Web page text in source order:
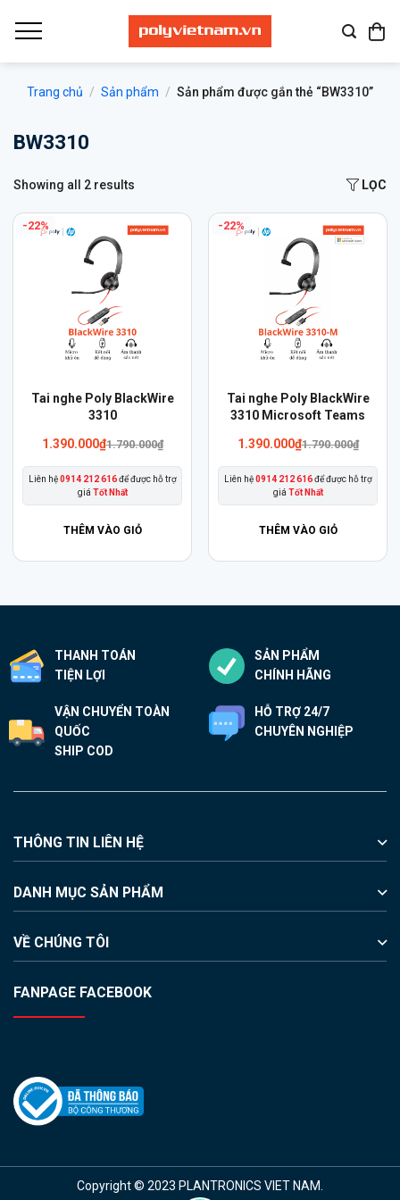
qua
Trang chủ / Sản phẩm / Sản phẩm được gắn thẻ “BW3310”
BW3310
Showing all 2 results LỌC
-22%
Tai nghe Poly BlackWire
3310
1.390.000₫1.790.000₫
Liên hệ0914 212 616để được hỗ trợ
giá Tốt Nhất
THÊM VÀO GIỎ
Sản
nhiều
biến
được
chọn
trang
sản
-22%
Tai nghe Poly BlackWire
3310 Microsoft Teams
1.390.000₫1.790.000₫
Liên hệ0914 212 616để được hỗ trợ
giá Tốt Nhất
THÊM VÀO GIỎ
Sản
phẩm
nhiều
biến
được
chọn
trên
trang
THANH TOÁN
TIỆN LỢI
SẢN PHẨM
CHÍNH HÃNG
VẬN CHUYỂN TOÀN
QUỐC
SHIP COD
HỖ TRỢ 24/7
CHUYÊN NGHIỆP
THÔNG TIN LIÊN HỆ
DANH MỤC SẢN PHẨM
VỀ CHÚNG TÔI
FANPAGE FACEBOOK
Copyright © 2023 PLANTRONICS VIET NAM.